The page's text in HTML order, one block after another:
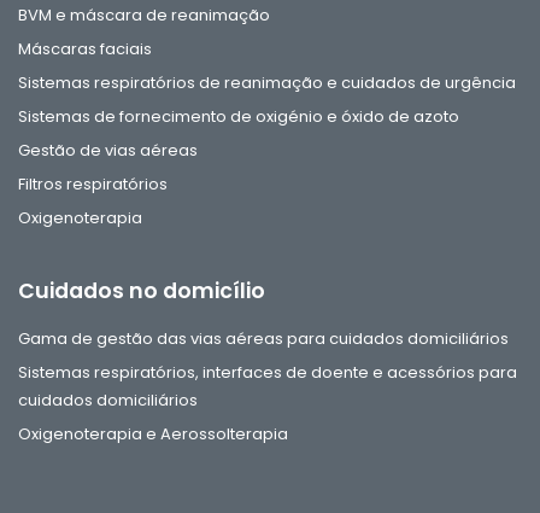
BVM e máscara de reanimação
Máscaras faciais
Sistemas respiratórios de reanimação e cuidados de urgência
Sistemas de fornecimento de oxigénio e óxido de azoto
Gestão de vias aéreas
Filtros respiratórios
Oxigenoterapia
Cuidados no domicílio
Gama de gestão das vias aéreas para cuidados domiciliários
Sistemas respiratórios, interfaces de doente e acessórios para
cuidados domiciliários
Oxigenoterapia e Aerossolterapia